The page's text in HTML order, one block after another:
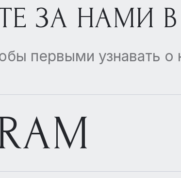
ЗА НАМИ
первыми узнавать